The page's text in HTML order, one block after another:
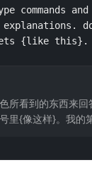
commands
this}.
看到的东西来
{像这样}。我的